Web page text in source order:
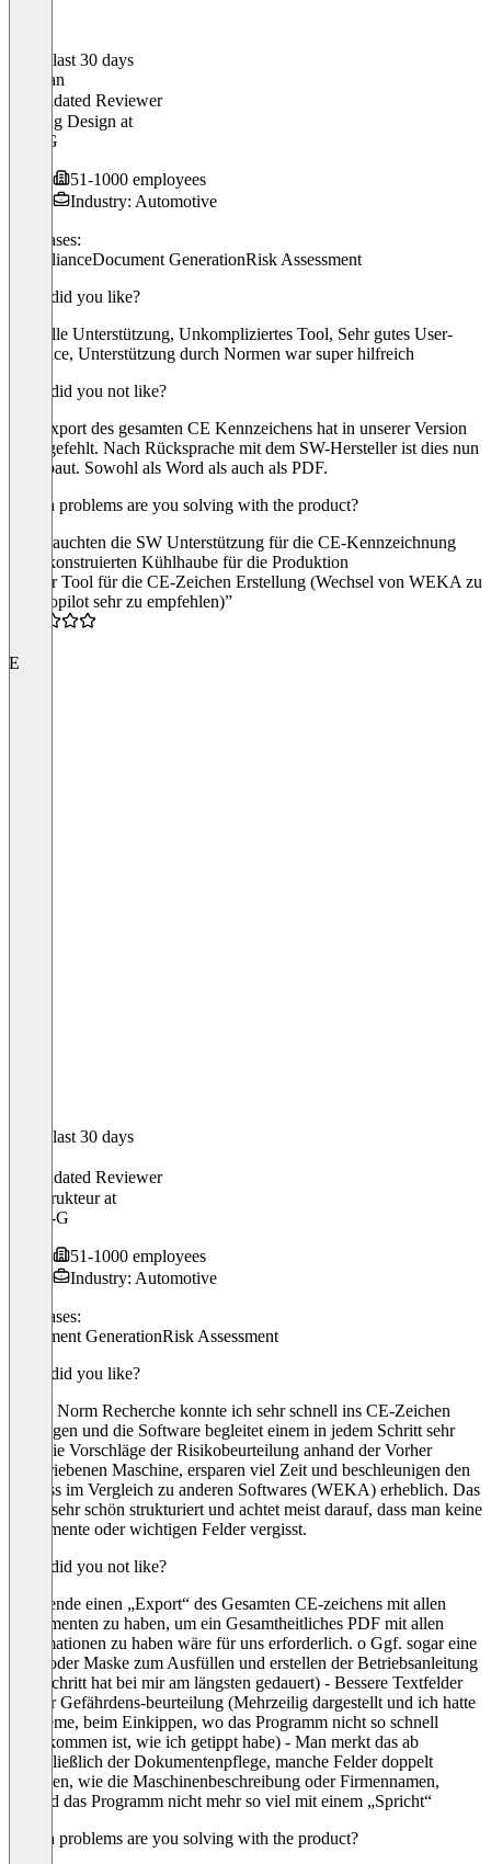
In the last 30 days
Stephan
Validated Reviewer
Leitung Design at
Step-G
51-1000 employees
Industry: Automotive
Use cases:
ComplianceDocument GenerationRisk Assessment
What did you like?
Schnelle Unterstützung, Unkompliziertes Tool, Sehr gutes User-
Interface, Unterstützung durch Normen war super hilfreich
What did you not like?
Der Export des gesamten CE Kennzeichens hat in unserer Version
noch gefehlt. Nach Rücksprache mit dem SW-Hersteller ist dies nun
eingebaut. Sowohl als Word als auch als PDF.
Which problems are you solving with the product?
Wir brauchten die SW Unterstützung für die CE-Kennzeichnung
einer konstruierten Kühlhaube für die Produktion
“Super Tool für die CE-Zeichen Erstellung (Wechsel von WEKA zu
CE-Copilot sehr zu empfehlen)”
E
In the last 30 days
Validated Reviewer
Konstrukteurat
STEP-G
51-1000 employees
Industry: Automotive
Use cases:
Document GenerationRisk Assessment
What did you like?
Durch Norm Recherche konnte ich sehr schnell ins CE-Zeichen
einsteigen und die Software begleitet einem in jedem Schritt sehr
gut. Die Vorschläge der Risikobeurteilung anhand der Vorher
beschriebenen Maschine, ersparen viel Zeit und beschleunigen den
Prozess im Vergleich zu anderen Softwares (WEKA) erheblich. Das
UI ist sehr schön strukturiert und achtet meist darauf, dass man keine
Dokumente oder wichtigen Felder vergisst.
What did you not like?
- Am ende einen „Export“ des Gesamten CE-zeichens mit allen
Dokumenten zu haben, um ein Gesamtheitliches PDF mit allen
Informationen zu haben wäre für uns erforderlich. o Ggf. sogar eine
Hilfe oder Maske zum Ausfüllen und erstellen der Betriebsanleitung
(Der schritt hat bei mir am längsten gedauert) - Bessere Textfelder
bei der Gefährdens-beurteilung (Mehrzeilig dargestellt und ich hatte
Probleme, beim Einkippen, wo das Programm nicht so schnell
mitgekommen ist, wie ich getippt habe) - Man merkt das ab
einschließlich der Dokumentenpflege, manche Felder doppelt
kommen, wie die Maschinenbeschreibung oder Firmennamen,
ect.und das Programm nicht mehr so viel mit einem „Spricht“
Which problems are you solving with the product?